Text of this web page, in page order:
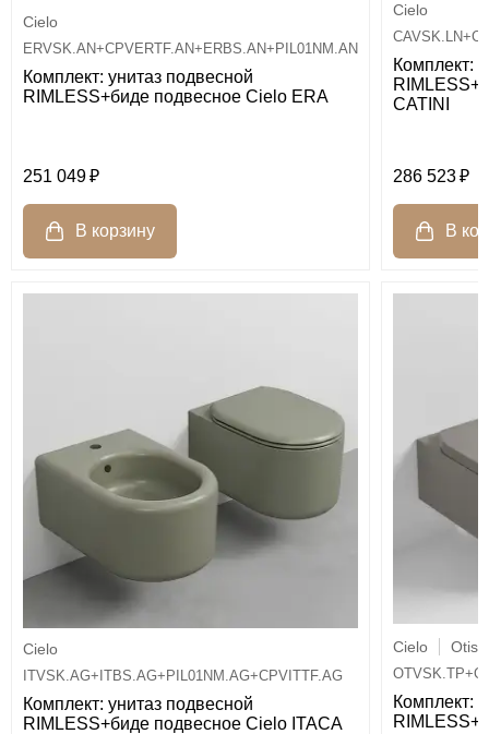
Cielo
ERVSK.AN+CPVERTF.AN+ERBS.AN+PIL01NM.AN
Комплект: унитаз подвесной
RIMLESS+биде подвесное Cielo ERA
251 049
Cielo
Комплект:
CATINI
286 523
Cielo
ITVSK.AG+ITBS.AG+PIL01NM.AG+CPVITTF.AG
Комплект: унитаз подвесной
RIMLESS+биде подвесное Cielo ITACA
Cielo Otis
Комплект: